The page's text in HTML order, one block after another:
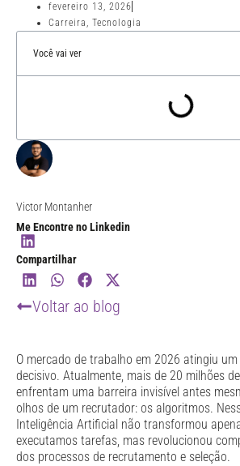
fevereiro 13, 2026
Carreira , Tecnologia
Você vai ver
Victor Montanher
Me Encontre no Linkedin
Compartilhar
Voltar ao blog
O mercado de trabalho em 2026 atingiu
decisivo. Atualmente, mais de 20 milhões
enfrentam uma barreira invisível antes
olhos de um recrutador: os algoritmos.
Inteligência Artificial não transformou
executamos tarefas, mas revolucionou
dos processos de recrutamento e seleção.